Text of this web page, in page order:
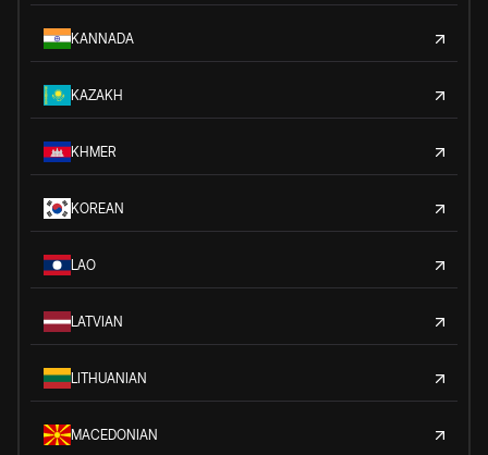
KANNADA
KAZAKH
KHMER
KOREAN
LAO
LATVIAN
LITHUANIAN
MACEDONIAN